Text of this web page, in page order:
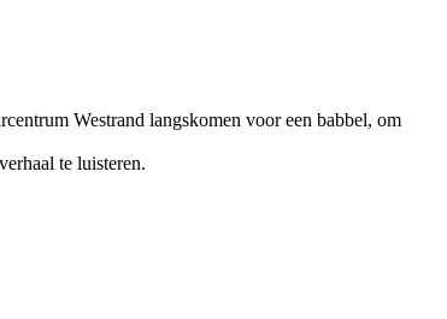
Westrand langskomen voor een babbel, om
te luisteren.